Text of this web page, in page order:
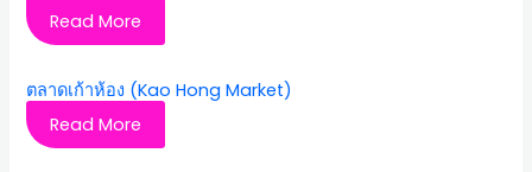
Read More
ตลาดเก้าห้อง (Kao Hong Market)
Read More